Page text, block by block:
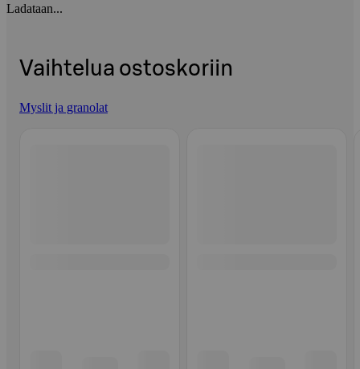
Ladataan...
Vaihtelua ostoskoriin
Myslit ja granolat